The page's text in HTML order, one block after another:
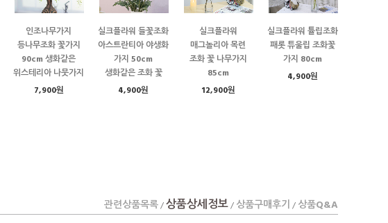
인조나무가지
등나무조화 꽃가지
90cm 생화같은
위스테리아 나뭇가지
7,900원
실크플라워 들꽃조화
아스트란티아 야생화
가지 50cm
생화같은 조화 꽃
4,900원
실크플라워
매그놀리아 목련
조화 꽃 나무가지
85cm
12,900원
실크플라워 튤립조화
패롯 튜울립 조화꽃
가지 80cm
4,900원
관련상품목록/상품상세정보/ 상품구매후기 / 상품Q&A